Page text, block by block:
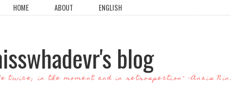
HOME ABOUT ENGLISH
blog
twice; in the moment and in retrospection" -Anais Nin.